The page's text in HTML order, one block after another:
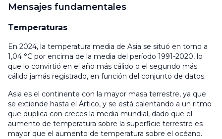
Mensajes fundamentales
Temperaturas
En 2024, la temperatura media de Asia se situó en torno a
1,04 °C por encima de la media del período 1991-2020, lo
que lo convirtió en el año más cálido o el segundo más
cálido jamás registrado, en función del conjunto de datos.
Asia es el continente con la mayor masa terrestre, ya que
se extiende hasta el Ártico, y se está calentando a un ritmo
que duplica con creces la media mundial, dado que el
aumento de temperatura sobre la superficie terrestre es
mayor que el aumento de temperatura sobre el océano.